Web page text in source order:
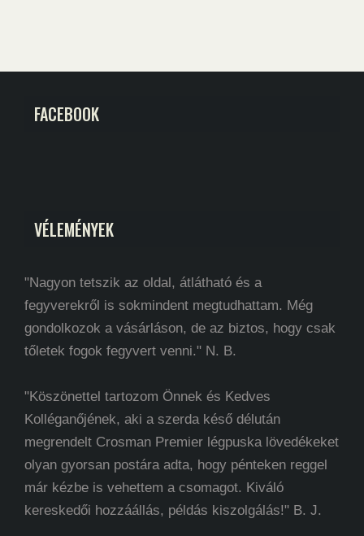
FACEBOOK
VÉLEMÉNYEK
"Nagyon tetszik az oldal, átlátható és a
fegyverekről is sokmindent megtudhattam. Még
gondolkozok a vásárláson, de az biztos, hogy csak
tőletek fogok fegyvert venni." N. B.
"Köszönettel tartozom Önnek és Kedves
Kolléganőjének, aki a szerda késő délután
megrendelt Crosman Premier légpuska lövedékeket
olyan gyorsan postára adta, hogy pénteken reggel
már kézbe is vehettem a csomagot. Kiváló
kereskedői hozzáállás, példás kiszolgálás!" B. J.